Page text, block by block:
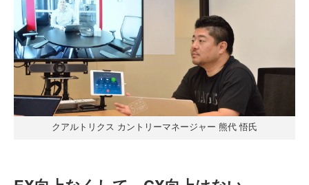
クアルトリクス カントリーマネージャー 熊代 悟氏